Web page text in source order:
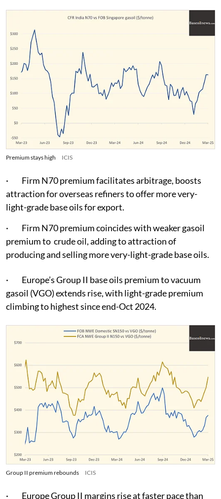
Premium stays high ICIS
· Firm N70 premium facilitates arbitrage, boosts
attraction for overseas refiners to offer more very-
light-grade base oils for export.
· Firm N70 premium coincides with weaker gasoil
premium to crude oil, adding to attraction of
producing and selling more very-light-grade base oils.
· Europe’s Group II base oils premium to vacuum
gasoil (VGO) extends rise, with light-grade premium
climbing to highest since end-Oct 2024.
Group II premium rebounds ICIS
· Europe Group II margins rise at faster pace than